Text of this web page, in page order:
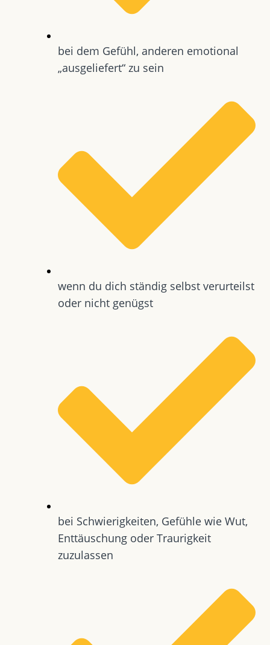
bei dem Gefühl, anderen emotional
„ausgeliefert“ zu sein
wenn du dich ständig selbst verurteilst
oder nicht genügst
bei Schwierigkeiten, Gefühle wie Wut,
Enttäuschung oder Traurigkeit
zuzulassen